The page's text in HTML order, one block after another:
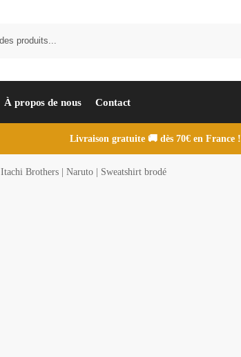
À propos de nous Contact
Livraison gratuite 🚚 dès 70€ en France !
Brothers | Naruto | Sweatshirt brodé